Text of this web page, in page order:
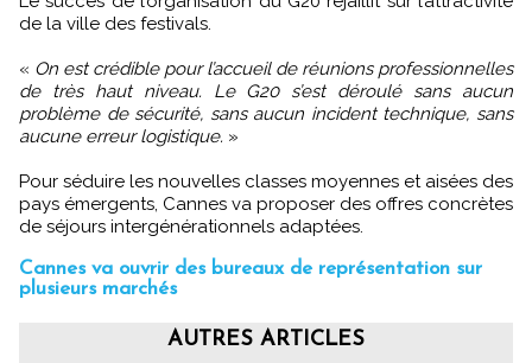
de la ville des festivals.
« On est crédible pour l’accueil de réunions professionnelles
de très haut niveau. Le G20 s’est déroulé sans aucun
problème de sécurité, sans aucun incident technique, sans
aucune erreur logistique. »
Pour séduire les nouvelles classes moyennes et aisées des
pays émergents, Cannes va proposer des offres concrètes
de séjours intergénérationnels adaptées.
Cannes va ouvrir des bureaux de représentation sur
plusieurs marchés
AUTRES ARTICLES